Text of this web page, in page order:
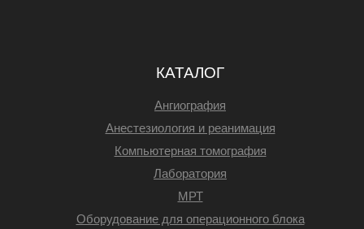
КАТАЛОГ
Ангиография
Анестезиология и реанимация
Компьютерная томография
Лаборатория
МРТ
Оборудование для операционного блока